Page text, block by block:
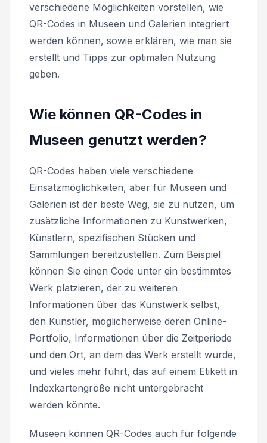
verschiedene Möglichkeiten vorstellen, wie
QR-Codes in Museen und Galerien integriert
werden können, sowie erklären, wie man sie
erstellt und Tipps zur optimalen Nutzung
geben.
Wie können QR-Codes in
Museen genutzt werden?
QR-Codes haben viele verschiedene
Einsatzmöglichkeiten, aber für Museen und
Galerien ist der beste Weg, sie zu nutzen, um
zusätzliche Informationen zu Kunstwerken,
Künstlern, spezifischen Stücken und
Sammlungen bereitzustellen. Zum Beispiel
können Sie einen Code unter ein bestimmtes
Werk platzieren, der zu weiteren
Informationen über das Kunstwerk selbst,
den Künstler, möglicherweise deren Online-
Portfolio, Informationen über die Zeitperiode
und den Ort, an dem das Werk erstellt wurde,
und vieles mehr führt, das auf einem Etikett in
Indexkartengröße nicht untergebracht
werden könnte.
Museen können QR-Codes auch für folgende